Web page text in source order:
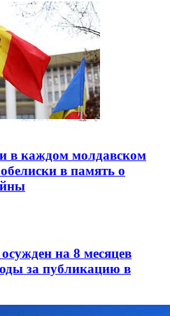
в каждом молдавском
обелиски в память о
на 8 месяцев
за публикацию в